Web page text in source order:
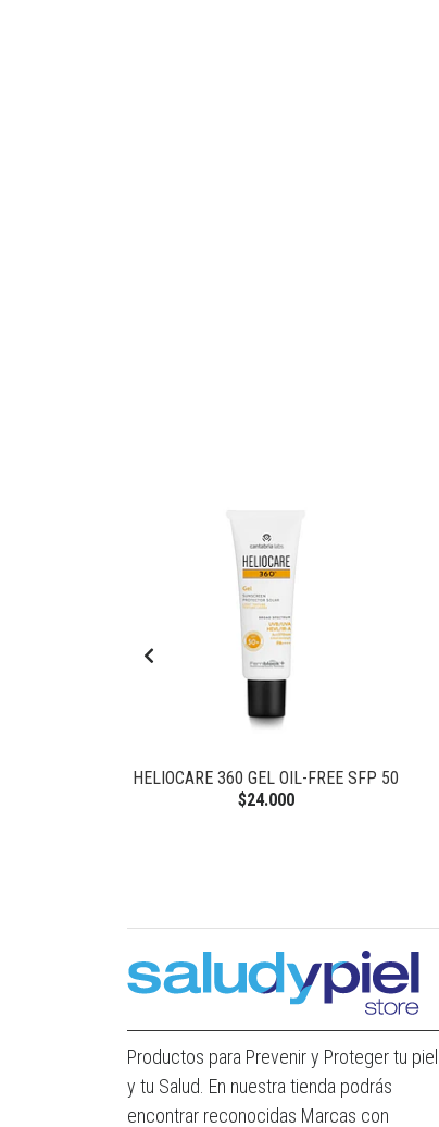
HELIOCARE 360 GEL OIL-FREE SFP 50
$24.000
Productos para Prevenir y Proteger tu piel
y tu Salud. En nuestra tienda podrás
encontrar reconocidas Marcas con